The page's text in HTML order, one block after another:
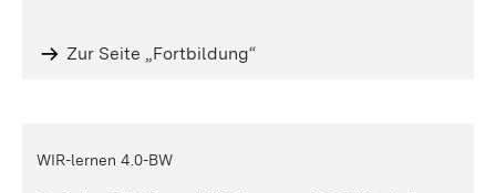
Zur Seite „Fortbildung“
WIR-lernen 4.0-BW